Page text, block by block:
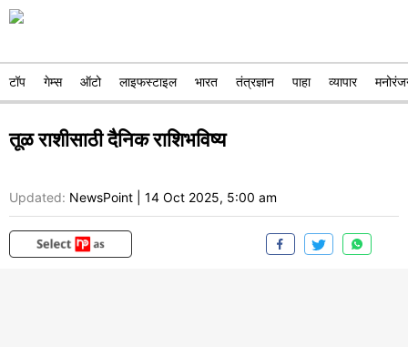
टॉप गेम्स ऑटो लाइफस्टाइल भारत तंत्रज्ञान पाहा व्यापार
तूळ राशीसाठी दैनिक राशिभविष्य
Updated: NewsPoint 14 Oct 2025, 5:00 am